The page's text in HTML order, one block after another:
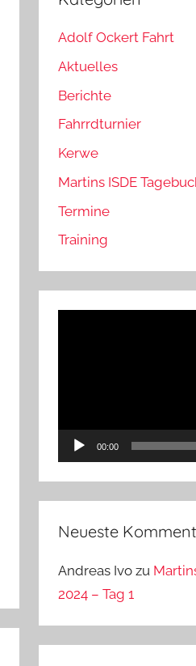
Adolf Ockert Fahrt
Aktuelles
Berichte
Fahrrdturnier
Kerwe
Martins ISDE
Termine
Training
00:00
Neueste
Andreas Ivo zu
2024 – Tag 1